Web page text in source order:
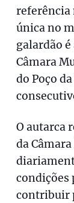
referência
única no
galardão
Câmara
do Poço
O autarca
da
condições
contribuir